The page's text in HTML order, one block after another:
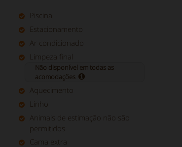
Piscina
Estacionamento
Ar condicionado
Limpeza final
Não disponível em todas as
acomodações
Aquecimento
Linho
Animais de estimação não são
permitidos
Cama extra